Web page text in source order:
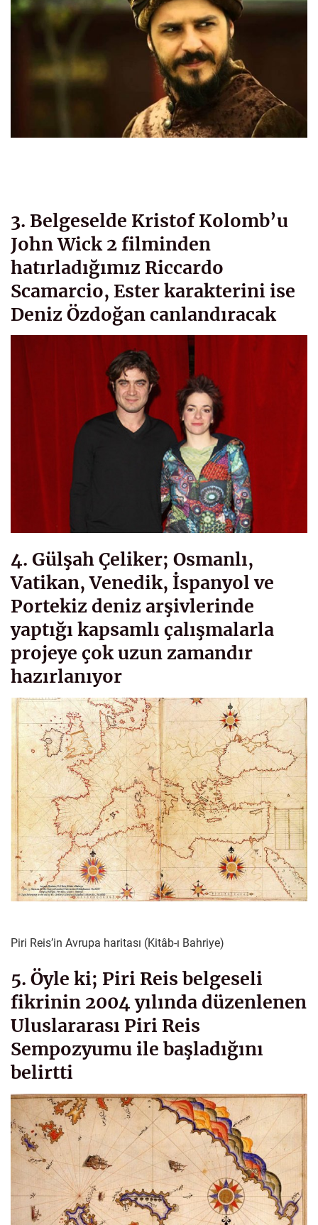
3. Belgeselde Kristof Kolomb’u
John Wick 2 filminden
hatırladığımız Riccardo
Scamarcio, Ester karakterini ise
Deniz Özdoğan canlandıracak
4. Gülşah Çeliker; Osmanlı,
Vatikan, Venedik, İspanyol ve
Portekiz deniz arşivlerinde
yaptığı kapsamlı çalışmalarla
projeye çok uzun zamandır
hazırlanıyor
Piri Reis’in Avrupa haritası (Kitâb-ı Bahriye)
5. Öyle ki; Piri Reis belgeseli
fikrinin 2004 yılında düzenlenen
Uluslararası Piri Reis
Sempozyumu ile başladığını
belirtti